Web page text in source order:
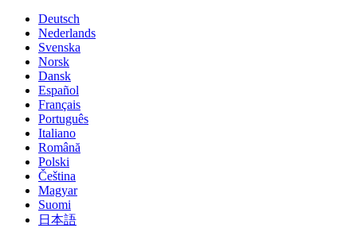
Deutsch
Nederlands
Svenska
Norsk
Dansk
Español
Français
Português
Italiano
Română
Polski
Čeština
Magyar
Suomi
日本語